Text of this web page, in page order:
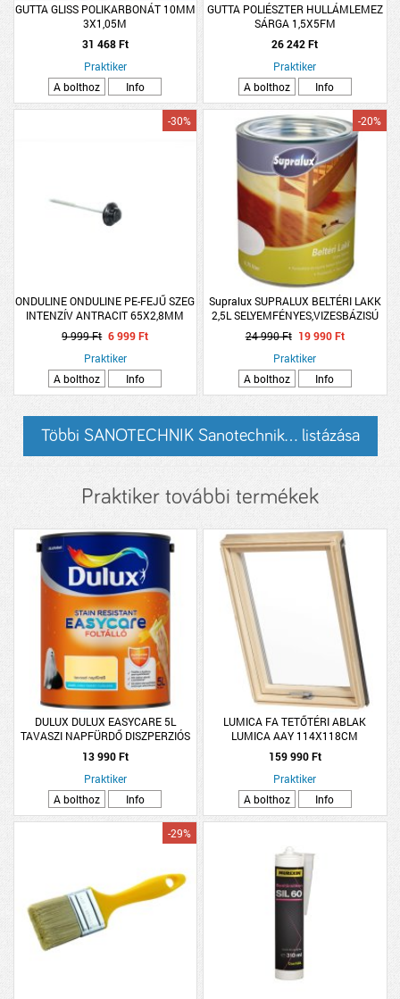
GUTTA GLISS POLIKARBONÁT 10MM
3X1,05M
31 468 Ft
Praktiker
A bolthoz
Info
GUTTA POLIÉSZTER HULLÁMLEMEZ
SÁRGA 1,5X5FM
26 242 Ft
Praktiker
A bolthoz
Info
ONDULINE ONDULINE PE-FEJŰ SZEG
INTENZÍV ANTRACIT 65X2,8MM
100DB/CSOMAG
-30%
9 999 Ft 6 999 Ft
Praktiker
A bolthoz
Info
Supralux SUPRALUX BELTÉRI LAKK
2,5L SELYEMFÉNYES,VIZESBÁZISÚ
-20%
24 990 Ft 19 990 Ft
Praktiker
A bolthoz
Info
Többi SANOTECHNIK Sanotechnik... listázása
Praktiker további termékek
DULUX DULUX EASYCARE 5L
TAVASZI NAPFÜRDŐ DISZPERZIÓS
FALFESTÉK
13 990 Ft
Praktiker
A bolthoz
Info
LUMICA FA TETŐTÉRI ABLAK
LUMICA AAY 114X118CM
159 990 Ft
Praktiker
A bolthoz
Info
-29%